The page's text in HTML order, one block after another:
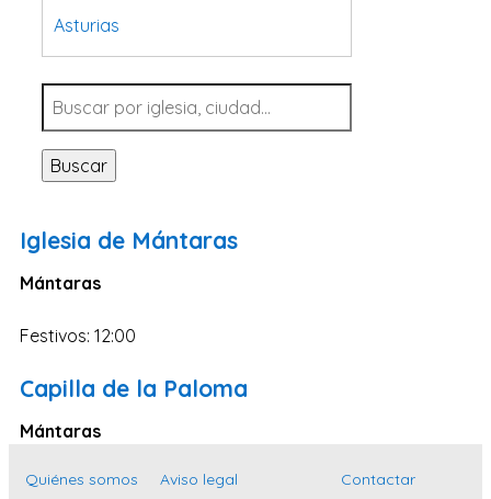
Asturias
Tarragona
Navarra
Valladolid
Sevilla
Santa Cruz de Tenerife
Cantabria
Islas Baleares
Málaga
Alicante
Toledo
Buscar
Iglesia de Mántaras
Mántaras
Festivos: 12:00
Capilla de la Paloma
Mántaras
Quiénes somos
Aviso legal
Contactar